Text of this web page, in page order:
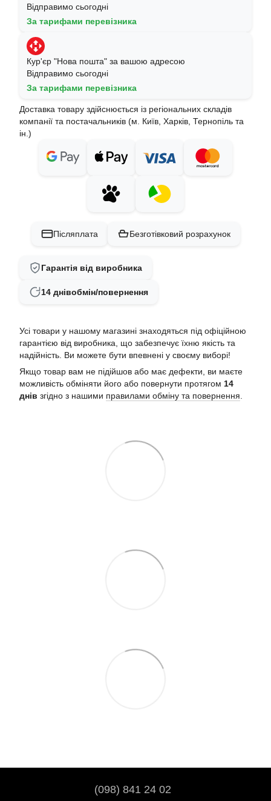
Відправимо сьогодні
За тарифами перевізника
Кур'єр "Нова пошта" за вашою адресою
Відправимо сьогодні
За тарифами перевізника
Доставка товару здійснюється із регіональних складів
компанії та постачальників (м. Київ, Харків, Тернопіль та
ін.)
Післяплата Безготівковий розрахунок
Гарантія від виробника
14 днівобмін/повернення
Усі товари у нашому магазині знаходяться під офіційною
гарантією від виробника, що забезпечує їхню якість та
надійність. Ви можете бути впевнені у своєму виборі!
Якщо товар вам не підійшов або має дефекти, ви маєте
можливість обміняти його або повернути протягом 14
днів згідно з нашими правилами обміну та повернення
(098) 841 24 02